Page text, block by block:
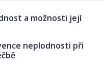
a možnosti její
neplodnosti při